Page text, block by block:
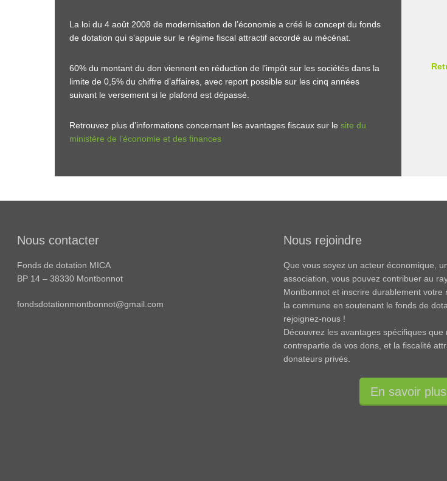
La loi du 4 août 2008 de modernisation de l’économie a créé le concept du fonds
de dotation qui s’appuie sur le régime fiscal attractif accordé au mécénat.
60% du montant du don viennent en réduction de l’impôt sur les sociétés dans la
limite de 0,5% du chiffre d’affaires, avec report possible sur les cinq années
suivant le versement si le plafond est dépassé.
Retrouvez plus d’informations concernant les avantages fiscaux sur le site du
ministère de l’économie et des finances
Nous contacter
Fonds de dotation MICA
BP 14 – 38330 Montbonnot
fondsdotationmontbonnot@gmail.com
Nous rejoindre
Que vous soyez un acteur économique,
association, vous pouvez contribuer au
Montbonnot et inscrire durablement votre
la commune en soutenant le fonds de
rejoignez-nous !
Découvrez les avantages spécifiques que
contrepartie de vos dons, et la fiscalité
donateurs privés.
En savoir plus